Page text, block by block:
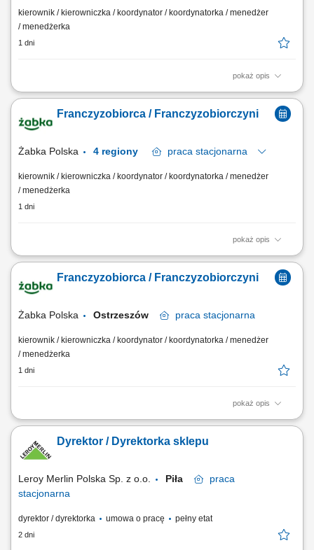
kierownik / kierowniczka / koordynator / koordynatorka / menedżer
/ menedżerka
1 dni
pokaż opis
Główne zadania: Prowadzenie własnej działalności gospodarczej w
obsługi. Monitorowanie stanów magazynowych i zamówień.
Dostosowywanie asortymentu sklepu do potrzeb lokalnego rynku.
Franczyzobiorca / Franczyzobiorczyni
Żabka Polska praca stacjonarna
kierownik / kierowniczka / koordynator / koordynatorka / menedżer
/ menedżerka
1 dni
pokaż opis
Główne zadania: Prowadzenie własnej działalności gospodarczej w
obsługi. Monitorowanie stanów magazynowych i zamówień.
Dostosowywanie asortymentu sklepu do potrzeb lokalnego rynku.
Franczyzobiorca / Franczyzobiorczyni
Żabka Polska Ostrzeszów praca stacjonarna
kierownik / kierowniczka / koordynator / koordynatorka / menedżer
/ menedżerka
1 dni
pokaż opis
Główne zadania: Prowadzenie własnej działalności gospodarczej w
obsługi. Monitorowanie stanów magazynowych i zamówień.
Dostosowywanie asortymentu sklepu do potrzeb lokalnego rynku.
Dyrektor / Dyrektorka sklepu
Leroy Merlin Polska Sp. z o.o. Piła
praca
stacjonarna
dyrektor / dyrektorka umowa o pracę pełny etat
2 dni